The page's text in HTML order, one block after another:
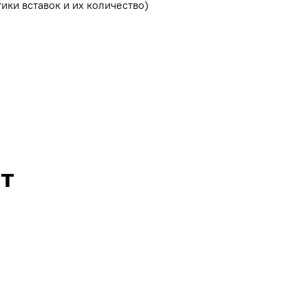
вставок и их количество)